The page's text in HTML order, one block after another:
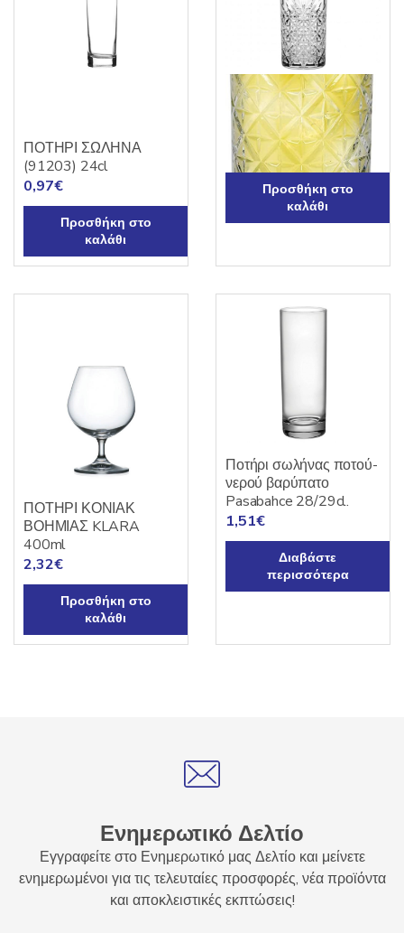
ΠΟΤΗΡΙ ΣΩΛΗΝΑ
(91203) 24cl
0,97€
Προσθήκη στο
καλάθι
Ποτήρι σκαλιστό
Σωλήνα “TIMELESS”
30cl
3,00€
Προσθήκη στο
καλάθι
ΠΟΤΗΡΙ ΚΟΝΙΑΚ
ΒΟΗΜΙΑΣ KLARA
400ml
2,32€
Προσθήκη στο
καλάθι
Ποτήρι σωλήνας ποτού-
νερού βαρύπατο
Pasabahce 28/29cl.
1,51€
Διαβάστε
περισσότερα
Ενημερωτικό Δελτίο
Εγγραφείτε στο Ενημερωτικό μας Δελτίο και μείνετε
ενημερωμένοι για τις τελευταίες προσφορές, νέα προϊόντα
και αποκλειστικές εκπτώσεις!